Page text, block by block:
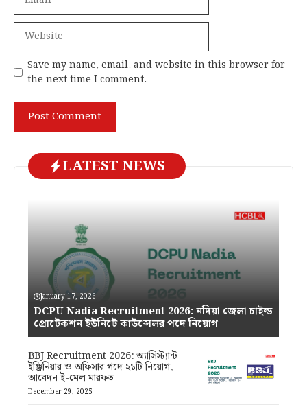
Website
Save my name, email, and website in this browser for
the next time I comment.
LATEST NEWS
January 17, 2026
DCPU Nadia Recruitment 2026: নদিয়া জেলা চাইল্ড
প্রোটেকশন ইউনিটে কাউন্সেলর পদে নিয়োগ
BBJ Recruitment 2026: অ্যাসিস্ট্যান্ট
ইঞ্জিনিয়ার ও অফিসার পদে ২১টি নিয়োগ,
আবেদন ই-মেল মারফত
December 29, 2025